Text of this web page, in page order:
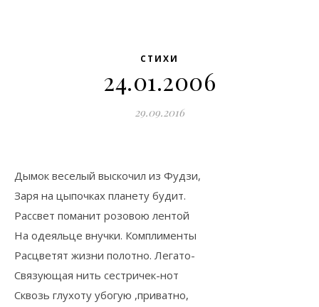
СТИХИ
24.01.2006
29.09.2016
Дымок веселый выскочил из Фудзи,
Заря на цыпочках планету будит.
Рассвет поманит розовою лентой
На одеяльце внучки. Комплименты
Расцветят жизни полотно. Легато-
Связующая нить сестричек-нот
Сквозь глухоту убогую ,приватно,